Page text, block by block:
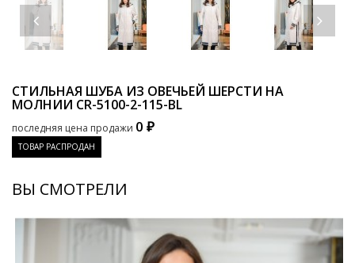
СТИЛЬНАЯ ШУБА ИЗ ОВЕЧЬЕЙ ШЕРСТИ НА
МОЛНИИ CR-5100-2-115-BL
последняя цена продажи 0 ₽
ТОВАР РАСПРОДАН
ВЫ СМОТРЕЛИ